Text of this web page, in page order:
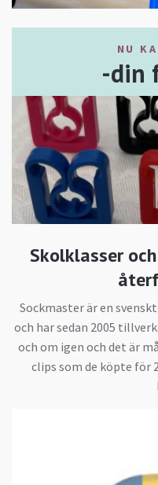
Skolklasser
Sockmaster är en
och har sedan 2005
och om igen och det är
clips som de köpte för
NU
-din